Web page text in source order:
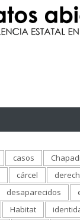
casos
cárcel
desaparecidos
Habitat